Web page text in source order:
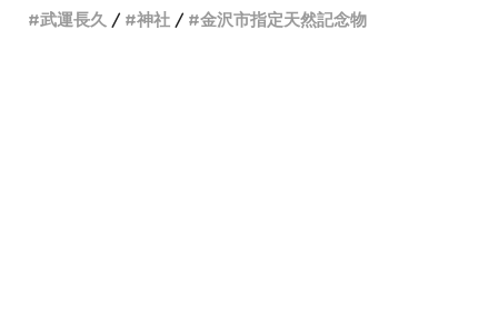
武運長久
神社 金沢市指定天然記念物